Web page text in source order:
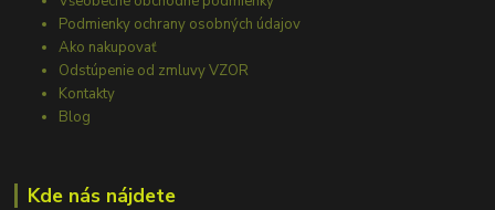
Podmienky ochrany osobných údajov
Ako nakupovať
Odstúpenie od zmluvy VZOR
Kontakty
Blog
Kde nás nájdete